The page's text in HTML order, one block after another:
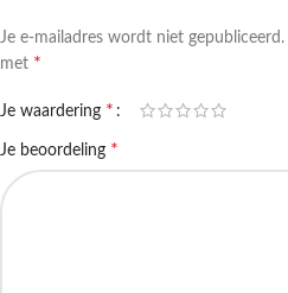
Je e-mailadres wordt niet gepubliceerd.
met *
Je waardering *
Je beoordeling *